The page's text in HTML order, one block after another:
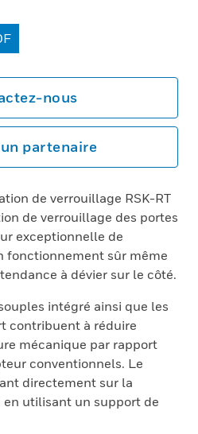
nous
partenaire
de verrouillage RSK-RT
de verrouillage des portes
exceptionnelle de
fonctionnement sûr même
à dévier sur le côté.
intégré ainsi que les
contribuent à réduire
mécanique par rapport
conventionnels. Le
directement sur la
utilisant un support de